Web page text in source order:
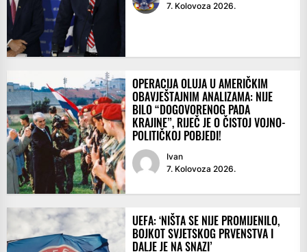
7. Kolovoza 2026.
OPERACIJA OLUJA U AMERIČKIM
OBAVJEŠTAJNIM ANALIZAMA: NIJE
BILO “DOGOVORENOG PADA
KRAJINE”, RIJEČ JE O ČISTOJ VOJNO-
POLITIČKOJ POBJEDI!
Ivan
7. Kolovoza 2026.
UEFA: ‘NIŠTA SE NIJE PROMIJENILO,
BOJKOT SVJETSKOG PRVENSTVA I
DALJE JE NA SNAZI’